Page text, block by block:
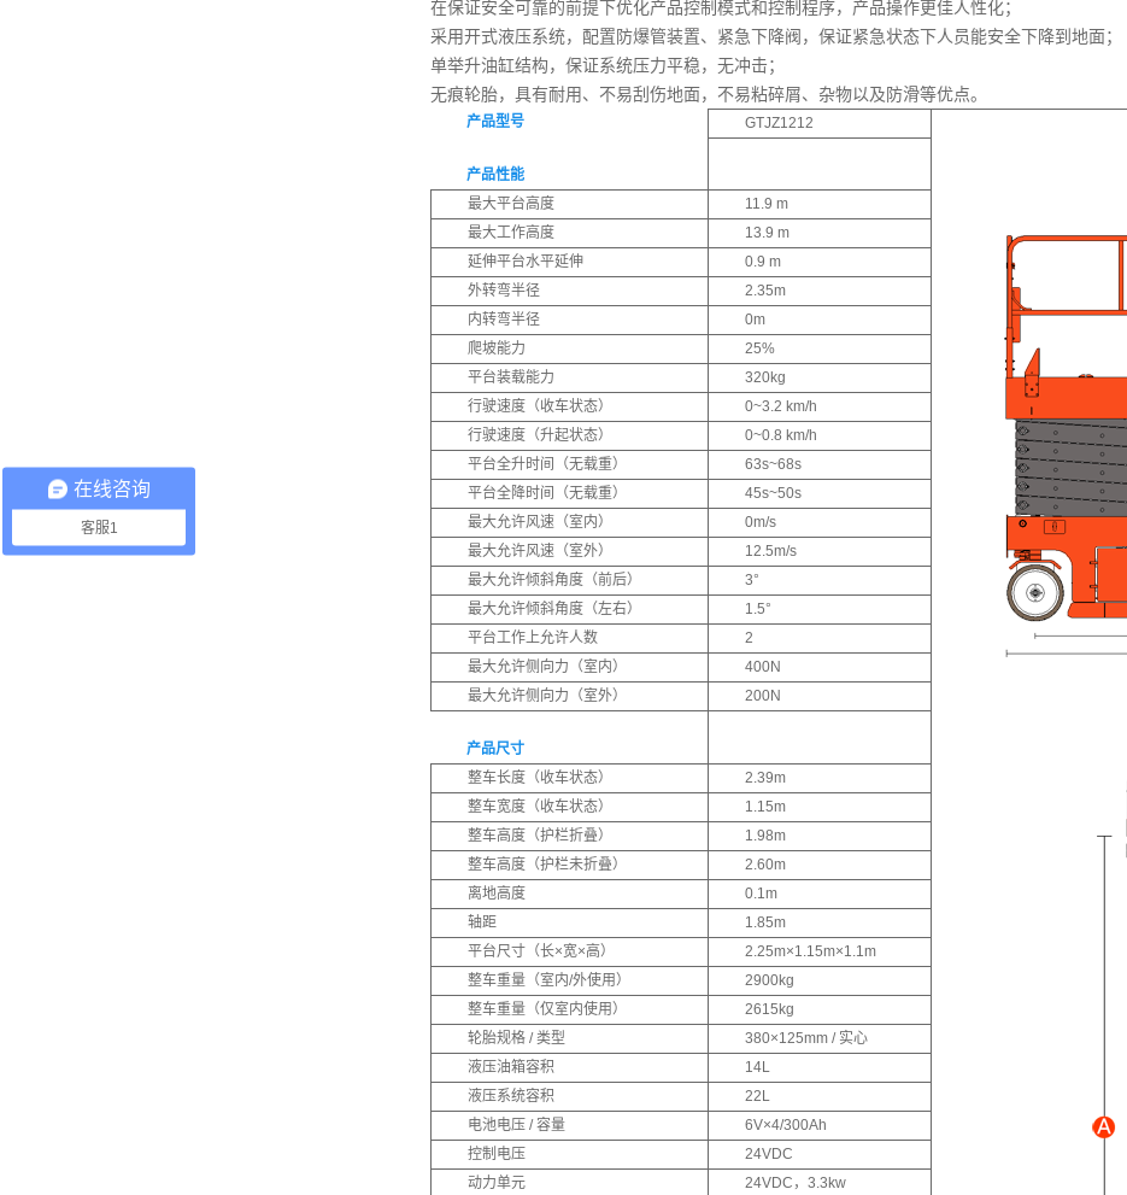
在保证安全可靠的前提下优化产品控制模式和控制程序，产品操作更佳人性化；
采用开式液压系统，配置防爆管装置、紧急下降阀，保证紧急状态下人员能安全下降到地面；
单举升油缸结构，保证系统压力平稳，无冲击；
无痕轮胎，具有耐用、不易刮伤地面，不易粘碎屑、杂物以及防滑等优点。
产品型号 GTJZ1212
产品性能
最大平台高度
11.9 m
最大工作高度
13.9 m
延伸平台水平延伸
0.9 m
外转弯半径
2.35m
内转弯半径
0m
爬坡能力
25%
平台装载能力
320kg
行驶速度（收车状态）
0~3.2 km/h
行驶速度（升起状态）
0~0.8 km/h
平台全升时间（无载重）
63s~68s
平台全降时间（无载重）
45s~50s
最大允许风速（室内）
0m/s
最大允许风速（室外）
12.5m/s
最大允许倾斜角度（前后）
3°
最大允许倾斜角度（左右）
1.5°
平台工作上允许人数
2
最大允许侧向力（室内）
400N
最大允许侧向力（室外）
200N
产品尺寸
整车长度（收车状态）
2.39m
整车宽度（收车状态）
1.15m
整车高度（护栏折叠）
1.98m
整车高度（护栏未折叠）
2.60m
离地高度
0.1m
轴距
1.85m
平台尺寸（长×宽×高）
2.25m×1.15m×1.1m
整车重量（室内/外使用）
2900kg
整车重量（仅室内使用）
2615kg
轮胎规格 / 类型
380×125mm / 实心
液压油箱容积
14L
液压系统容积
22L
电池电压 / 容量
6V×4/300Ah
控制电压
24VDC
动力单元
24VDC，3.3kw
在线咨询
客服1